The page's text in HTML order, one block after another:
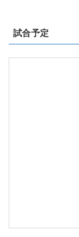
試合予定